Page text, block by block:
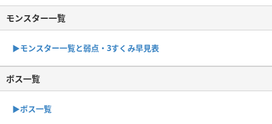
モンスター一覧
▶︎モンスター一覧と弱点・3すくみ早見表
ボス一覧
▶︎ボス一覧